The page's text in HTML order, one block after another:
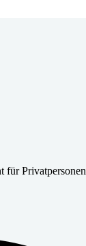
für Privatpersonen